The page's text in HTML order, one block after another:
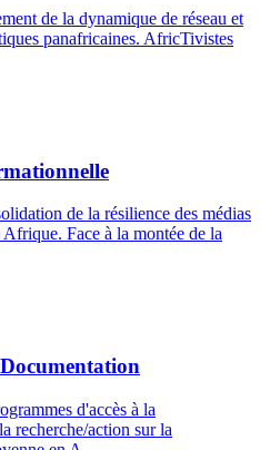
de la dynamique de réseau et
panafricaines. AfricTivistes
de la résilience des médias
Face à la montée de la
d'accès à la
recherche/action sur la